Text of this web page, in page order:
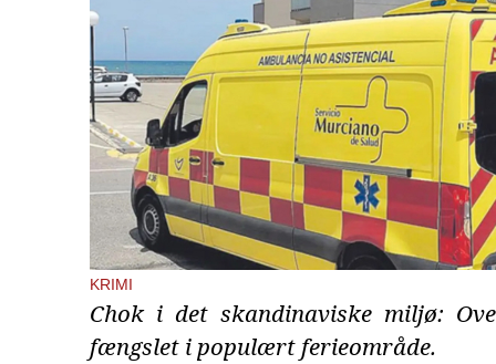
KRIMI
Chok i det skandinaviske miljø:
fængslet i populært ferieområde.